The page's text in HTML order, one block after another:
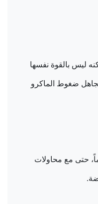
ليس بالقوة نفسها
ضغوط الماكرو
حتى مع محاولات